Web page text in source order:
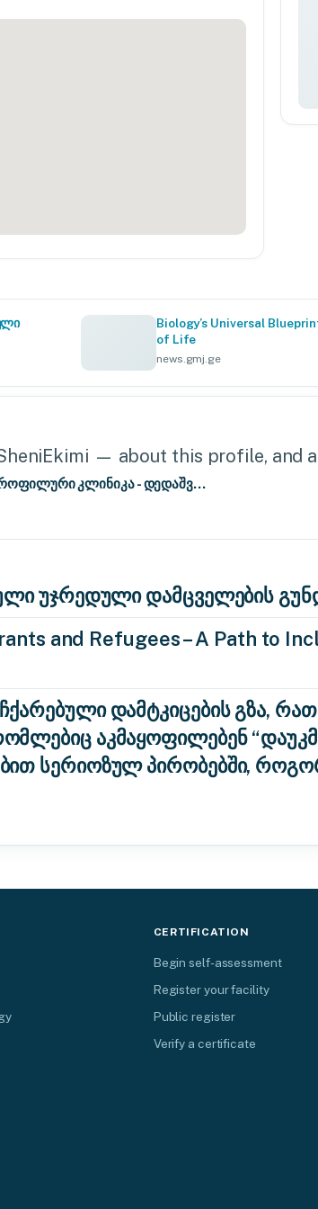
Biology’s Universal
of Life
news.gmj.ge
— about this profile, and
კლინიკა - დედაშვ...
უჯრედული დამცველების
and Refugees – A Path to
დამტკიცების გზა,
აკმაყოფილებენ
სერიოზულ პირობებში,
CERTIFICATION
Begin self-assessment
Register your facility
Public register
Verify a certificate